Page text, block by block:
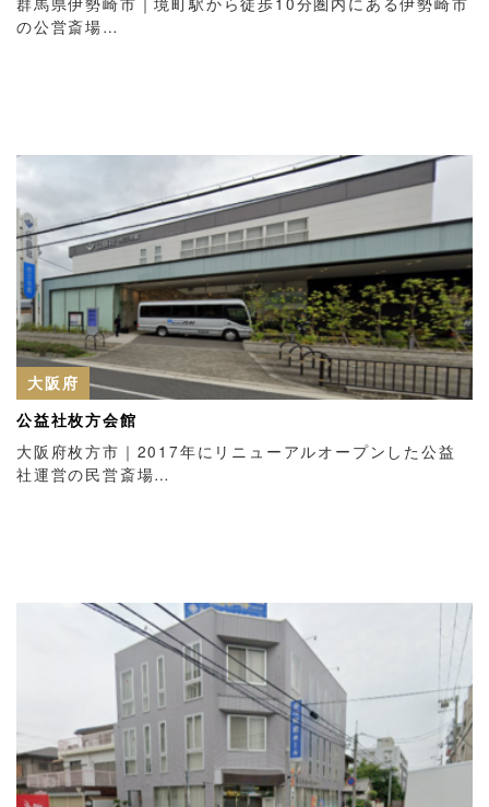
の公営斎場…
大阪府
公益社枚方会館
大阪府枚方市｜2017年にリニューアルオープンした公益
社運営の民営斎場…